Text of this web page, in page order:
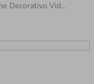
Potiche Decorativo Vidro Meli Hauskraft 24,5cm